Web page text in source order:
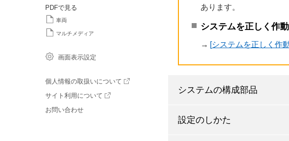
PDFで見る
車両
マルチメディア
画面表示設定
個人情報の取扱いについて
サイト利用について
お問い合わせ
あります。
システムを正しく作
→ システムを正しく作
システムの構成部品
設定のしかた